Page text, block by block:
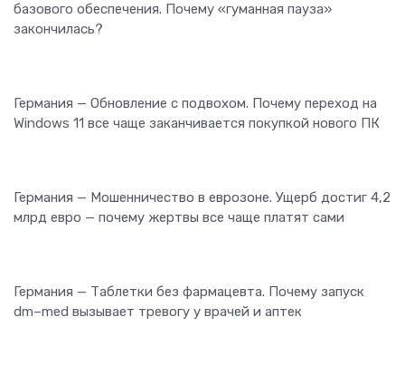
базового обеспечения. Почему «гуманная пауза»
закончилась?
Германия — Обновление с подвохом. Почему переход на
Windows 11 все чаще заканчивается покупкой нового ПК
Германия — Мошенничество в еврозоне. Ущерб достиг 4,2
млрд евро — почему жертвы все чаще платят сами
Германия — Таблетки без фармацевта. Почему запуск
dm–med вызывает тревогу у врачей и аптек